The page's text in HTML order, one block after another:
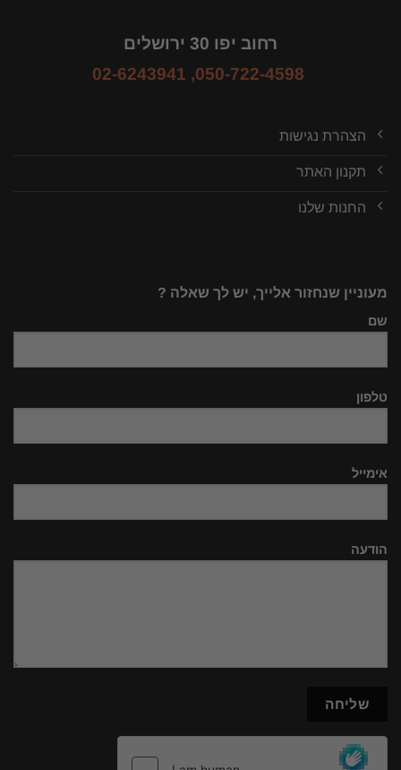
רחוב יפו 30 ירושלים
050-722-4598
,
02-6243941
הצהרת נגישות
תקנון האתר
החנות שלנו
מעוניין שנחזור אלייך, יש לך שאלה ?
שם
טלפון
אימייל
הודעה